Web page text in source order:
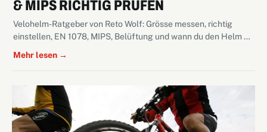
& MIPS RICHTIG PRÜFEN
Velohelm-Ratgeber von Reto Wolf: Grösse messen, richtig
einstellen, EN 1078, MIPS, Belüftung und wann du den Helm …
Mehr lesen →